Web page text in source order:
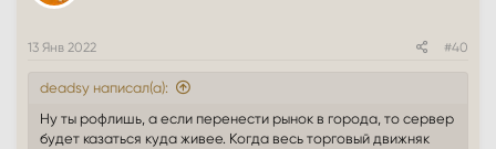
13 Янв 2022 #40
deadsy написал(а):
Ну ты рофлишь, а если перенести рынок в города, то сервер
будет казаться куда живее. Когда весь торговый движняк